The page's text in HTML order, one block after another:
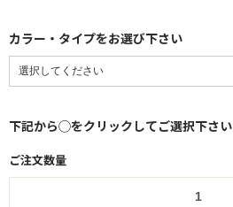
カラー・タイプをお選び下さい
下記から◯をクリックしてご選択下さい
ご注文数量